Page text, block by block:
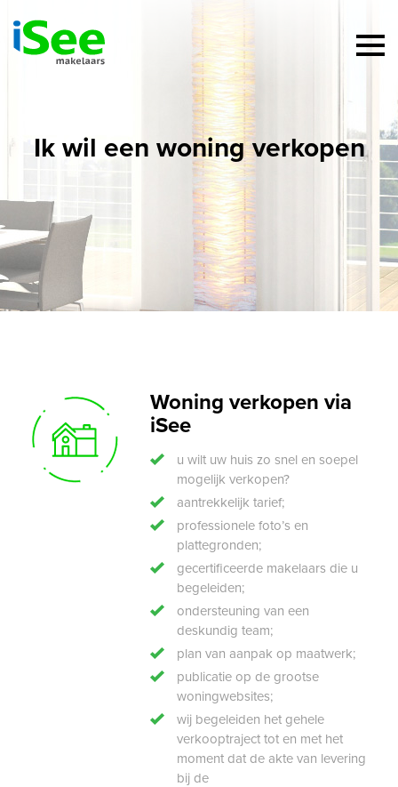
Ik wil een woning verkopen
Woning verkopen via
iSee
u wilt uw huis zo snel en soepel
mogelijk verkopen?
aantrekkelijk tarief;
professionele foto’s en
plattegronden;
gecertificeerde makelaars die u
begeleiden;
ondersteuning van een
deskundig team;
plan van aanpak op maatwerk;
publicatie op de grootse
woningwebsites;
wij begeleiden het gehele
verkooptraject tot en met het
moment dat de akte van levering
bij de